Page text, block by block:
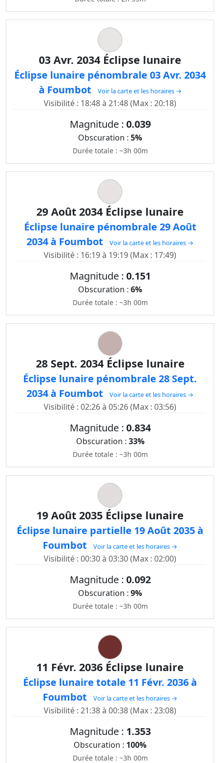
03 Avr. 2034 Éclipse lunaire
Éclipse lunaire pénombrale 03 Avr. 2034
à Foumbot
Voir la carte et les horaires →
Visibilité : 18:48 à 21:48 (Max : 20:18)
Magnitude : 0.039
Obscuration : 5%
Durée totale : ~3h 00m
29 Août 2034 Éclipse lunaire
Éclipse lunaire pénombrale 29 Août
2034 à Foumbot
Voir la carte et les horaires →
Visibilité : 16:19 à 19:19 (Max : 17:49)
Magnitude : 0.151
Obscuration : 6%
Durée totale : ~3h 00m
28 Sept. 2034 Éclipse lunaire
Éclipse lunaire pénombrale 28 Sept.
2034 à Foumbot
Voir la carte et les horaires →
Visibilité : 02:26 à 05:26 (Max : 03:56)
Magnitude : 0.834
Obscuration : 33%
Durée totale : ~3h 00m
19 Août 2035 Éclipse lunaire
Éclipse lunaire partielle 19 Août 2035 à
Foumbot
Voir la carte et les horaires →
Visibilité : 00:30 à 03:30 (Max : 02:00)
Magnitude : 0.092
Obscuration : 9%
Durée totale : ~3h 00m
11 Févr. 2036 Éclipse lunaire
Éclipse lunaire totale 11 Févr. 2036 à
Foumbot
Voir la carte et les horaires →
Visibilité : 21:38 à 00:38 (Max : 23:08)
Magnitude : 1.353
Obscuration : 100%
Durée totale : ~3h 00m